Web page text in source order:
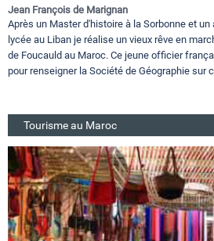
Jean François de Marignan
Après un Master d'histoire à la Sorbonne et
lycée au Liban je réalise un vieux rêve en
de Foucauld au Maroc. Ce jeune officier
pour renseigner la Société de Géographie sur
Tourisme au Maroc